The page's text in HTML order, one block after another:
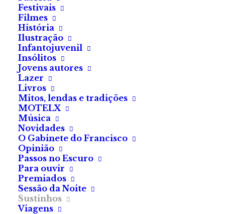
Festivais
Filmes
História
Ilustração
Infantojuvenil
Insólitos
Jovens autores
Lazer
Livros
Mitos, lendas e tradições
MOTELX
Música
Novidades
O Gabinete do Francisco
Opinião
Passos no Escuro
Para ouvir
Premiados
Sessão da Noite
Sustinhos
Viagens
a chumbar e a ser uma
desilusão para os pais?
Recomendado para 7+
Marta Nazaré